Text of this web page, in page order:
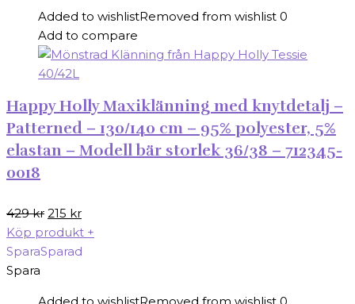
Added to wishlistRemoved from wishlist 0
Add to compare
Happy Holly Maxiklänning med knytdetalj –
Patterned – 130/140 cm – 95% polyester, 5%
elastan – Modell bär storlek 36/38 – 712345-
0018
429kr Det
ursprungliga
priset
215 krDet
nuvarande
priset
Köp produkt +
SparaSparad
Spara